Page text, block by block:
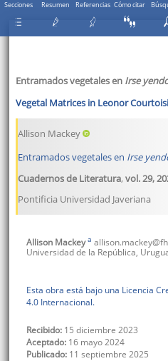
Secciones Resumen Referencias Cómo citar
Entramados vegetales en Irse
Vegetal Matrices in Leonor
Allison Mackey
Entramados vegetales en Irse
Cuadernos de Literatura, vol. 29,
Pontificia Universidad Javeriana
Allison Mackey a
Universidad de la República,
Esta obra está bajo una Licencia
4.0 Internacional.
Recibido:15 diciembre 2023
Aceptado:16 mayo 2024
Publicado: 11 septiembre 2025